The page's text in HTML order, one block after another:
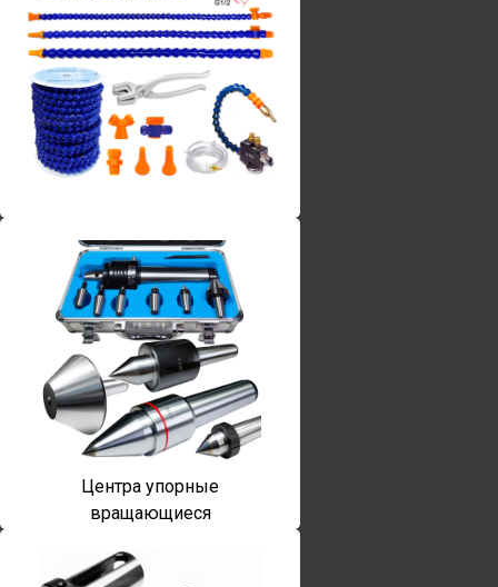
Винты torx
Центра упорные
вращающиеся